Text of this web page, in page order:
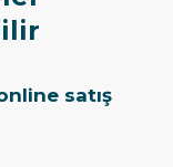
satış